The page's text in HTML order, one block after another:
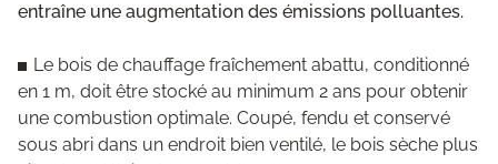
entraîne une augmentation des émissions polluantes.
Le bois de chauffage fraîchement abattu, conditionné
en 1 m, doit être stocké au minimum 2 ans pour obtenir
une combustion optimale. Coupé, fendu et conservé
sous abri dans un endroit bien ventilé, le bois sèche plus